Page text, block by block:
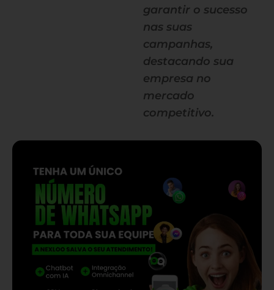
garantir o sucesso
nas suas
campanhas,
destacando sua
empresa no
mercado
competitivo.